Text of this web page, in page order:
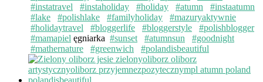
#instatravel
#instaholiday #holiday #atumn
#instaatumn
#lake
#polishlake #familyholiday
#mazuryaktywnie
#holidaytravel
#bloggerlife #bloggerstyle
#polishblogger
#mamapiel ęgniarka #sunset #atumnsun
#goodnight
#mathernature
#greenwich #polandisbeautiful